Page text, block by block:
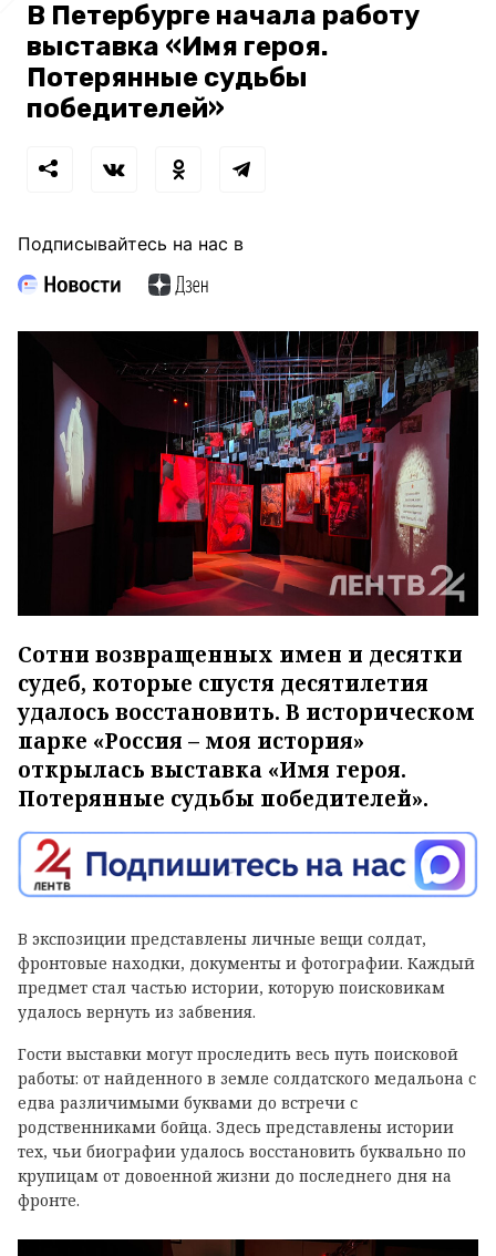
В Петербурге начала работу
выставка «Имя героя.
Потерянные судьбы
победителей»
Подписывайтесь на нас в
Сотни возвращенных имен и десятки
судеб, которые спустя десятилетия
удалось восстановить. В историческом
парке «Россия – моя история»
открылась выставка «Имя героя.
Потерянные судьбы победителей».
В экспозиции представлены личные вещи солдат,
фронтовые находки, документы и фотографии. Каждый
предмет стал частью истории, которую поисковикам
удалось вернуть из забвения.
Гости выставки могут проследить весь путь поисковой
работы: от найденного в земле солдатского медальона с
едва различимыми буквами до встречи с
родственниками бойца. Здесь представлены истории
тех, чьи биографии удалось восстановить буквально по
крупицам от довоенной жизни до последнего дня на
фронте.